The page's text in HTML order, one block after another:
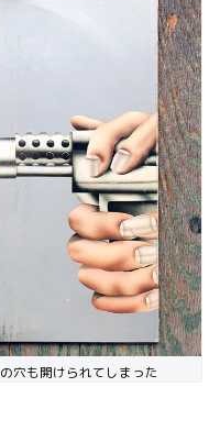
穴も開けられてしまった